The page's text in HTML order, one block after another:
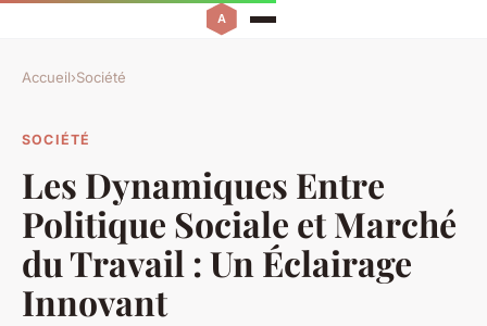
Accueil›Société
SOCIÉTÉ
Les Dynamiques Entre
Politique Sociale et Marché
du Travail : Un Éclairage
Innovant